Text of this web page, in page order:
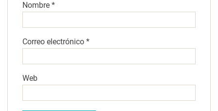
Nombre *
Correo electrónico *
Web